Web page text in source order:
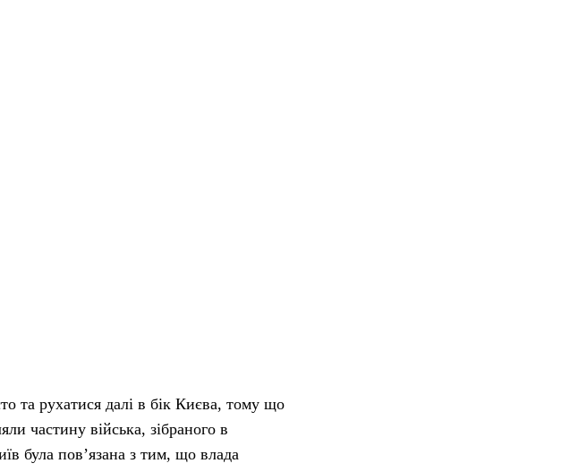
та рухатися далі в бік Києва, тому що
частину війська, зібраного в
була пов’язана з тим, що влада